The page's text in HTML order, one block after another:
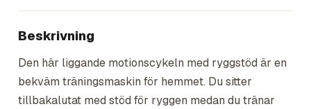
Beskrivning
Den här liggande motionscykeln med ryggstöd är en
bekväm träningsmaskin för hemmet. Du sitter
tillbakalutat med stöd för ryggen medan du tränar